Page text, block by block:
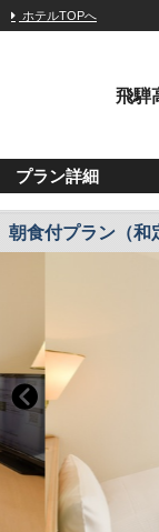
ホテルTOPへ
飛騨
プラン詳細
朝食付プラン（和